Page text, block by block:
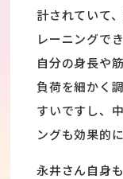
計されていて
レーニングで
自分の身長や
負荷を細かく
すいですし、
ングも効果的
永井さん自身